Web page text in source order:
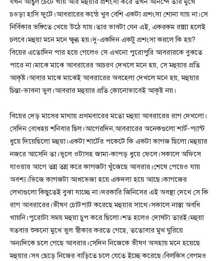
চওড়া হাসি ফুটে।আবরারের কন্ঠে খুব বেশি একটা প্রশংসা শোনা যায় না।সে
নির্বিকার ভঙ্গিতে খেয়ে উঠে যায়।তার ভাবটা যেন এই, একরকম রান্না হলেই
চলবে।মহুয়া মনে মনে ক্ষুব্ধ হয়।দু-একদিন একটু প্রশংসা করলে কি হয়?
বিয়ের এতোদিন পার হয়ে গেলেও সে এখনো পুরোপুরি আবরারকে বুঝতে
পারে না।মাঝে মাঝে আবরারের আচরণ দেখলে মনে হয়, সে মহুয়ার প্রতি
আকৃষ্ট।আবার মাঝে মাঝেই আবরারের অবহেলা দেখলে মনে হয়, মহুয়ার
চিন্তা-ভাবনা ভুল।আবরার মহুয়ার প্রতি কোনোভাবেই আকৃষ্ট নয়।
বিয়ের দেড় মাসের মাথায় প্রথমবারের মতো মহুয়া আবরারের রাগ দেখলো।
সেদিন বোধহয় শনিবার ছিল।আগেরদিন,আবরারের অনেকগুলো শার্ট-প্যান্ট
ধুয়ে দিয়েছিলো মহুয়া।একটা শার্টের পকেটে কি একটা কাগজ ছিলো।মহুয়ার
নজরে আসেনি তা।ভুলে ওটাসহ জামা-কাপড় ধুয়ে ফেলে।সকালে অফিসে
যাওয়ার আগে তন্ন তন্ন করে কাগজটা খুঁজেছে আবরার।শেষে পেয়েও যায়
অবশ্য।ভিজে কাগজটা আধভেজা হয়ে একদলা হয়ে আছে।কাগজের
লেখাগুলো কিছুতেই বুঝা যাচ্ছে না।দরকারি জিনিসের এই অবস্থা দেখে সে কি
রাগ আবরারের।ভীষণ চোটপাট করেছে মহুয়ার সাথে।সকালে নাস্তা অবধি
খায়নি।পুরোটা সময় মহুয়া চুপ করে ছিলো।শত হলেও দোষটা তারই।মহুয়া
যতবার শুকনো মুখে ভুল স্বীকার করতে গেছে, ততোবার মুখ ঘুরিয়ে
অন্যদিকে চলে গেছে আবরার।সেদিন নিজেকে ভীষণ অসহায় মনে হয়েছে
মহুয়ার।সব ছেড়ে নিজের বাড়িতে চলে যেতে ইচ্ছে করেছে।বিলকিস বেগমও